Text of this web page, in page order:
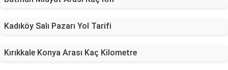
Kadıköy Salı Pazarı Yol Tarifi
Kırıkkale Konya Arası Kaç Kilometre